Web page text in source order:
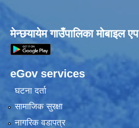
मेन्छयायेम गाउँपालिका मोबाइल एप
eGov services
घटना दर्ता
सामाजिक सुरक्षा
नागरिक वडापत्र